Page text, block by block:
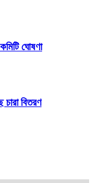
ঘোষণা
চারা বিতরণ